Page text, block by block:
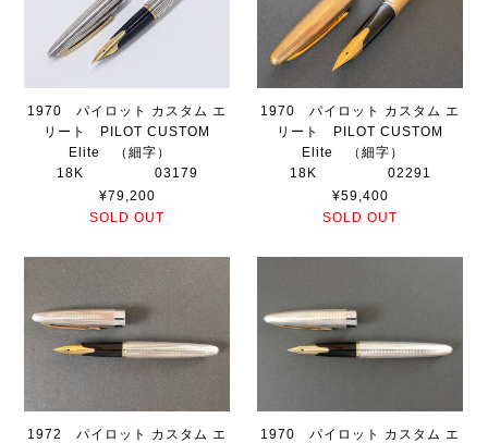
1970 パイロット カスタム エ
リート PILOT CUSTOM
Elite （細字）
18K 03179
¥79,200
SOLD OUT
1970 パイロット カスタム エ
リート PILOT CUSTOM
Elite （細字）
18K 02291
¥59,400
SOLD OUT
1972 パイロット カスタム エ
1970 パイロット カスタム エ